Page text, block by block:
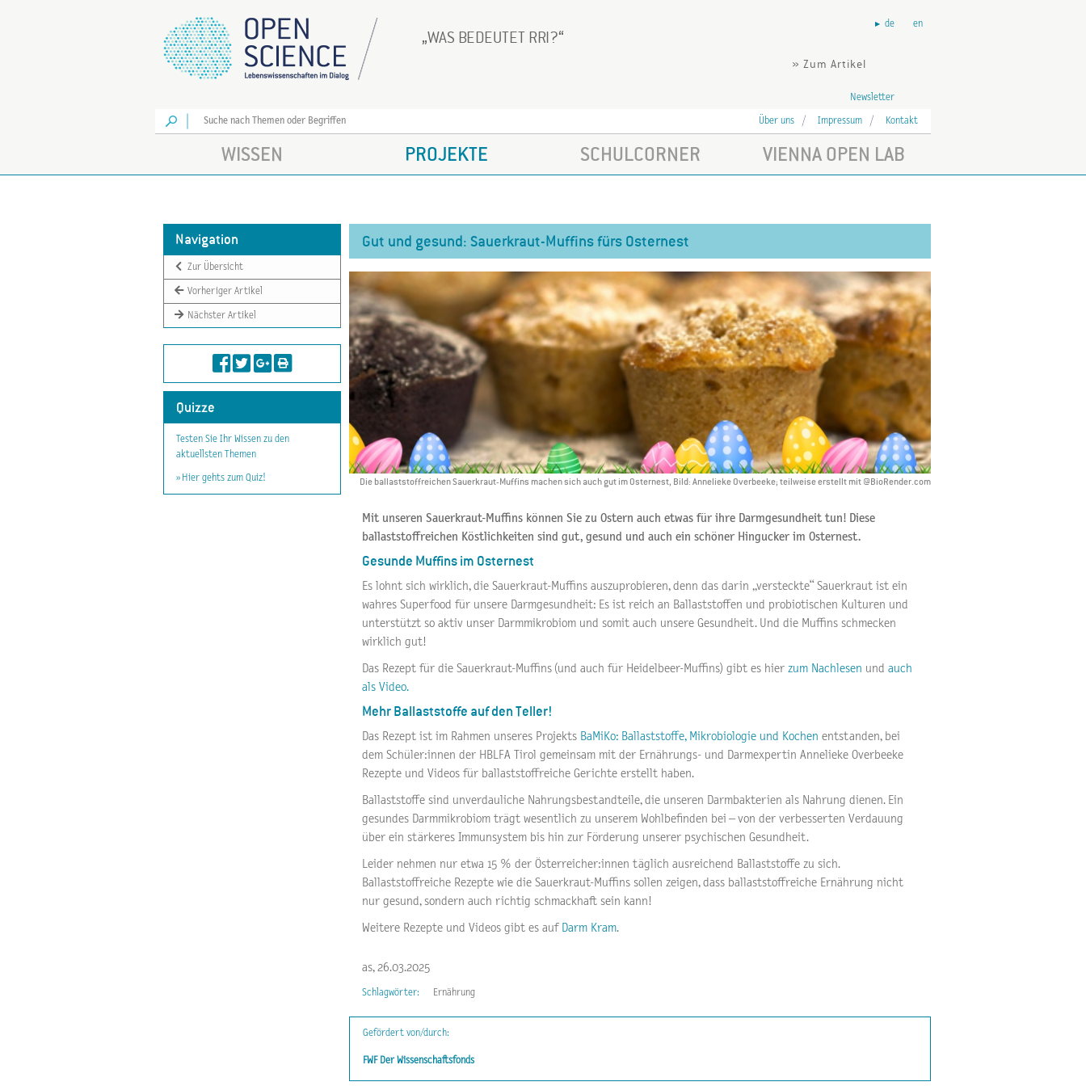
WAS BEDEUTET RRI?
» Zum Artikel
de en
Newsletter
Los
Über uns Impressum Kontakt
WISSEN PROJEKTE SCHULCORNER VIENNA OPEN LAB
Navigation
Zur Übersicht
Vorheriger Artikel
Nächster Artikel
Quizze
Testen Sie Ihr Wissen zu den
aktuellsten Themen
» Hier gehts zum Quiz!
Gut und gesund: Sauerkraut-Muffins fürs Osternest
Die ballaststoffreichen Sauerkraut-Muffins machen sich auch gut im Osternest, Bild: Annelieke Overbeeke; teilweise erstellt mit @BioRender.com
Mit unseren Sauerkraut-Muffins können Sie zu Ostern auch etwas für ihre Darmgesundheit tun! Diese
ballaststoffreichen Köstlichkeiten sind gut, gesund und auch ein schöner Hingucker im Osternest.
Gesunde Muffins im Osternest
Es lohnt sich wirklich, die Sauerkraut-Muffins auszuprobieren, denn das darin „versteckte“ Sauerkraut ist ein
wahres Superfood für unsere Darmgesundheit: Es ist reich an Ballaststoffen und probiotischen Kulturen und
unterstützt so aktiv unser Darmmikrobiom und somit auch unsere Gesundheit. Und die Muffins schmecken
wirklich gut!
Das Rezept für die Sauerkraut-Muffins (und auch für Heidelbeer-Muffins) gibt es hier zum Nachlesen und auch
als Video.
Mehr Ballaststoffe auf den Teller!
Das Rezept ist im Rahmen unseres Projekts BaMiKo: Ballaststoffe, Mikrobiologie und Kochen entstanden, bei
dem Schüler:innen der HBLFA Tirol gemeinsam mit der Ernährungs- und Darmexpertin Annelieke Overbeeke
Rezepte und Videos für ballaststoffreiche Gerichte erstellt haben.
Ballaststoffe sind unverdauliche Nahrungsbestandteile, die unseren Darmbakterien als Nahrung dienen. Ein
gesundes Darmmikrobiom trägt wesentlich zu unserem Wohlbefinden bei – von der verbesserten Verdauung
über ein stärkeres Immunsystem bis hin zur Förderung unserer psychischen Gesundheit.
Leider nehmen nur etwa 15 % der Österreicher:innen täglich ausreichend Ballaststoffe zu sich.
Ballaststoffreiche Rezepte wie die Sauerkraut-Muffins sollen zeigen, dass ballaststoffreiche Ernährung nicht
nur gesund, sondern auch richtig schmackhaft sein kann!
Weitere Rezepte und Videos gibt es auf Darm Kram.
as, 26.03.2025
Schlagwörter: Ernährung
Gefördert von/durch:
FWF Der Wissenschaftsfonds